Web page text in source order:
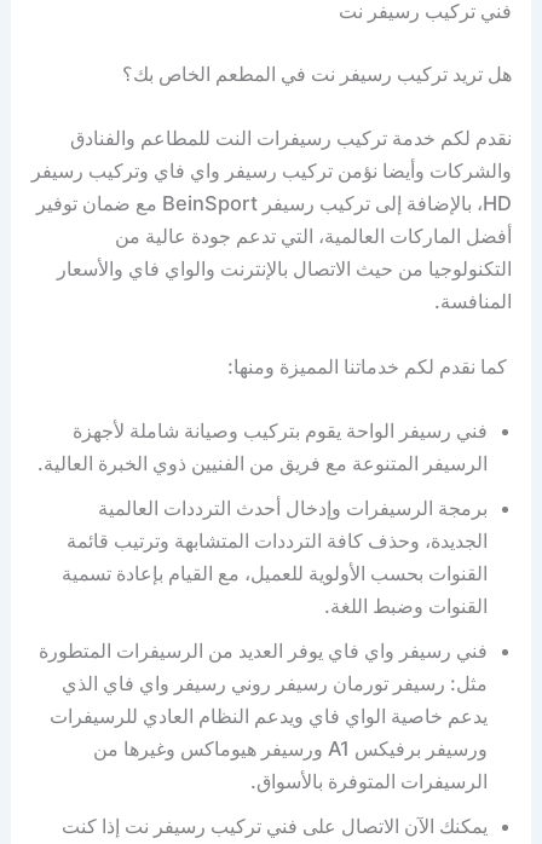
فني تركيب رسيفر نت
هل تريد تركيب رسيفر نت في المطعم الخاص بك؟
نقدم لكم خدمة تركيب رسيفرات النت للمطاعم والفنادق
والشركات وأيضا نؤمن تركيب رسيفر واي فاي وتركيب رسيفر
HD، بالإضافة إلى تركيب رسيفر BeinSport مع ضمان توفير
أفضل الماركات العالمية، التي تدعم جودة عالية من
التكنولوجيا من حيث الاتصال بالإنترنت والواي فاي والأسعار
المنافسة.
كما نقدم لكم خدماتنا المميزة ومنها:
فني رسيفر الواحة يقوم بتركيب وصيانة شاملة لأجهزة
الرسيفر المتنوعة مع فريق من الفنيين ذوي الخبرة العالية.
برمجة الرسيفرات وإدخال أحدث الترددات العالمية
الجديدة، وحذف كافة الترددات المتشابهة وترتيب قائمة
القنوات بحسب الأولوية للعميل، مع القيام بإعادة تسمية
القنوات وضبط اللغة.
فني رسيفر واي فاي يوفر العديد من الرسيفرات المتطورة
مثل: رسيفر تورمان رسيفر روني رسيفر واي فاي الذي
يدعم خاصية الواي فاي ويدعم النظام العادي للرسيفرات
ورسيفر برفيكس A1 ورسيفر هيوماكس وغيرها من
الرسيفرات المتوفرة بالأسواق.
يمكنك الآن الاتصال على فني تركيب رسيفر نت إذا كنت